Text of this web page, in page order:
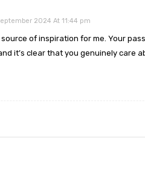
2024 At 11:44 pm
of inspiration for me. Your
it’s clear that you genuinely care